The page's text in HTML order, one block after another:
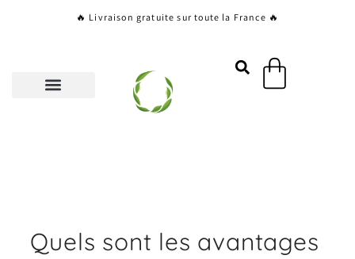
🔥 Livraison gratuite sur toute la France 🔥
Panier
Quels sont les avantages